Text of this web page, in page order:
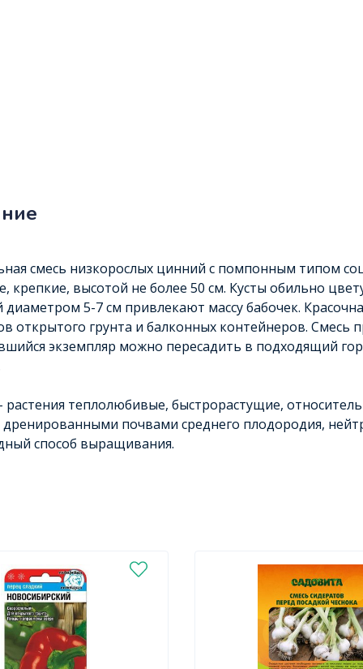
смесь низкорослых цинний с помпонным типом
крепкие, высотой не более 50 см. Кусты обильно
диаметром 5-7 см привлекают массу бабочек.
открытого грунта и балконных контейнеров. Смесь
экземпляр можно пересадить в подходящий
теплолюбивые, быстрорастущие,
дренированными почвами среднего плодородия,
способ выращивания.